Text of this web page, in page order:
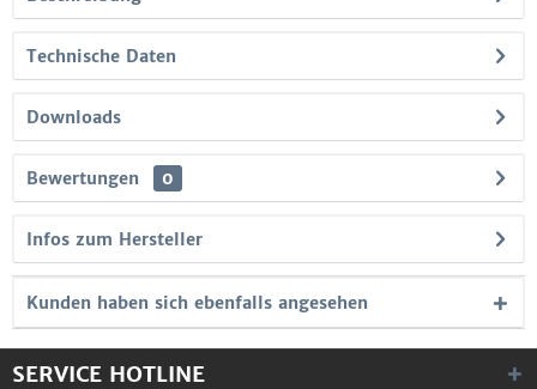
Technische Daten
Downloads
Bewertungen 0
Infos zum Hersteller
Kunden haben sich ebenfalls angesehen
SERVICE HOTLINE